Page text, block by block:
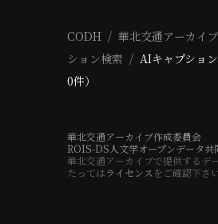
CODH 華北交通アーカイブ
ション検索
AIキャプショ
0件）
華北交通アーカイブ作成委員会
ROIS-DS人文学オープンデータ共
華北交通アーカイブで提供するデ
たってはライセンス をご確認下さい